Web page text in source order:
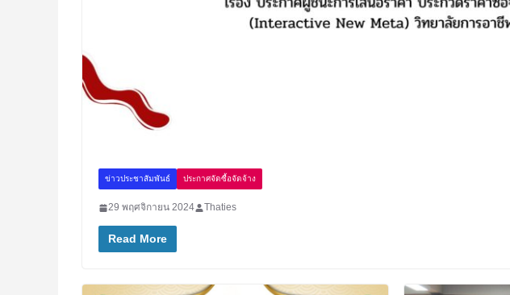
ข่าวประชาสัมพันธ์ ประกาศจัดซื้อจัดจ้าง
29 พฤศจิกายน 2024 Thaties
Read More